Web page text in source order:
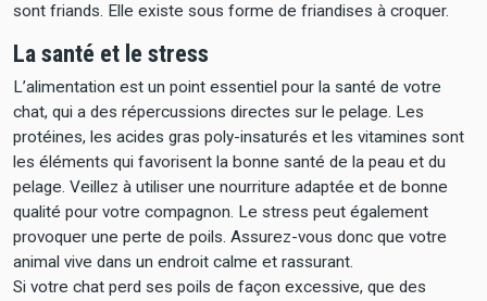
sont friands. Elle existe sous forme de friandises à croquer.
La santé et le stress
L’alimentation est un point essentiel pour la santé de votre
chat, qui a des répercussions directes sur le pelage. Les
protéines, les acides gras poly-insaturés et les vitamines sont
les éléments qui favorisent la bonne santé de la peau et du
pelage. Veillez à utiliser une nourriture adaptée et de bonne
qualité pour votre compagnon. Le stress peut également
provoquer une perte de poils. Assurez-vous donc que votre
animal vive dans un endroit calme et rassurant.
Si votre chat perd ses poils de façon excessive, que des